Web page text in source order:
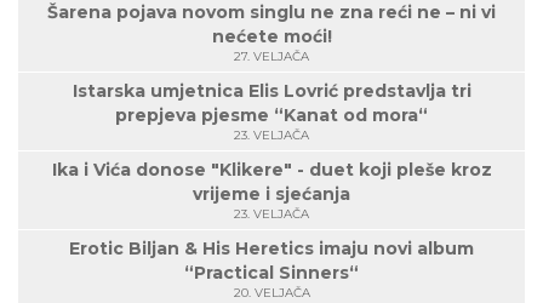
Šarena pojava novom singlu ne zna reći ne – ni vi
nećete moći!
27. VELJAČA
Istarska umjetnica Elis Lovrić predstavlja tri
prepjeva pjesme “Kanat od mora“
23. VELJAČA
Ika i Vića donose "Klikere" - duet koji pleše kroz
vrijeme i sjećanja
23. VELJAČA
Erotic Biljan & His Heretics imaju novi album
“Practical Sinners“
20. VELJAČA